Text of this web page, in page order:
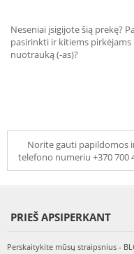
Neseniai įsigijote šią prekę?
pasirinkti ir kitiems
nuotrauką (-as)?
Norite gauti papildomos
telefono numeriu +370 700
PRIEŠ APSIPERKANT
Perskaitykite mūsų straipsnius -